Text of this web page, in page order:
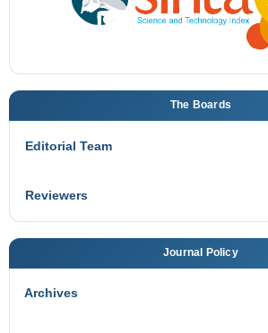
The Boards
Editorial Team
Reviewers
Journal Policy
Archives